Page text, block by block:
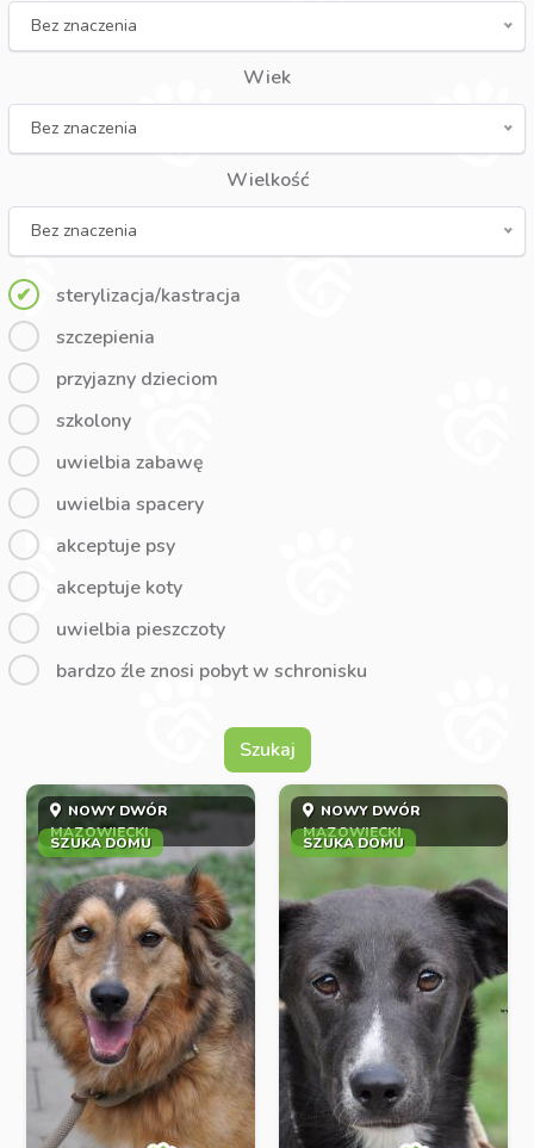
Bez znaczenia
Wiek
Bez znaczenia
Wielkość
Bez znaczenia
sterylizacja/kastracja
szczepienia
przyjazny dzieciom
szkolony
uwielbia zabawę
uwielbia spacery
akceptuje psy
akceptuje koty
uwielbia pieszczoty
bardzo źle znosi pobyt w schronisku
Szukaj
NOWY DWÓR
MAZOWIECKI
SZUKA DOMU
NOWY DWÓR
MAZOWIECKI
SZUKA DOMU